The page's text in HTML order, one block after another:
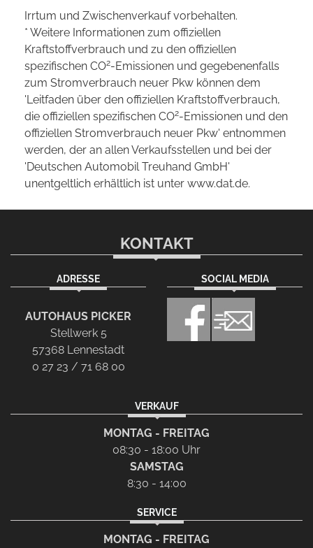
Irrtum und Zwischenverkauf vorbehalten.
* Weitere Informationen zum offiziellen
Kraftstoffverbrauch und zu den offiziellen
spezifischen CO2-Emissionen und gegebenenfalls
zum Stromverbrauch neuer Pkw können dem
'Leitfaden über den offiziellen Kraftstoffverbrauch,
die offiziellen spezifischen CO2-Emissionen und den
offiziellen Stromverbrauch neuer Pkw' entnommen
werden, der an allen Verkaufsstellen und bei der
'Deutschen Automobil Treuhand GmbH'
unentgeltlich erhältlich ist unter www.dat.de.
KONTAKT
ADRESSE
AUTOHAUS PICKER
Stellwerk 5
57368 Lennestadt
0 27 23 / 71 68 00
SOCIAL MEDIA
VERKAUF
MONTAG - FREITAG
08:30 - 18:00 Uhr
SAMSTAG
8:30 - 14:00
SERVICE
MONTAG - FREITAG